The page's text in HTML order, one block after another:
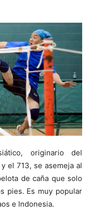
originario del
el 713, se asemeja al
de caña que solo
pies. Es muy popular
e Indonesia.